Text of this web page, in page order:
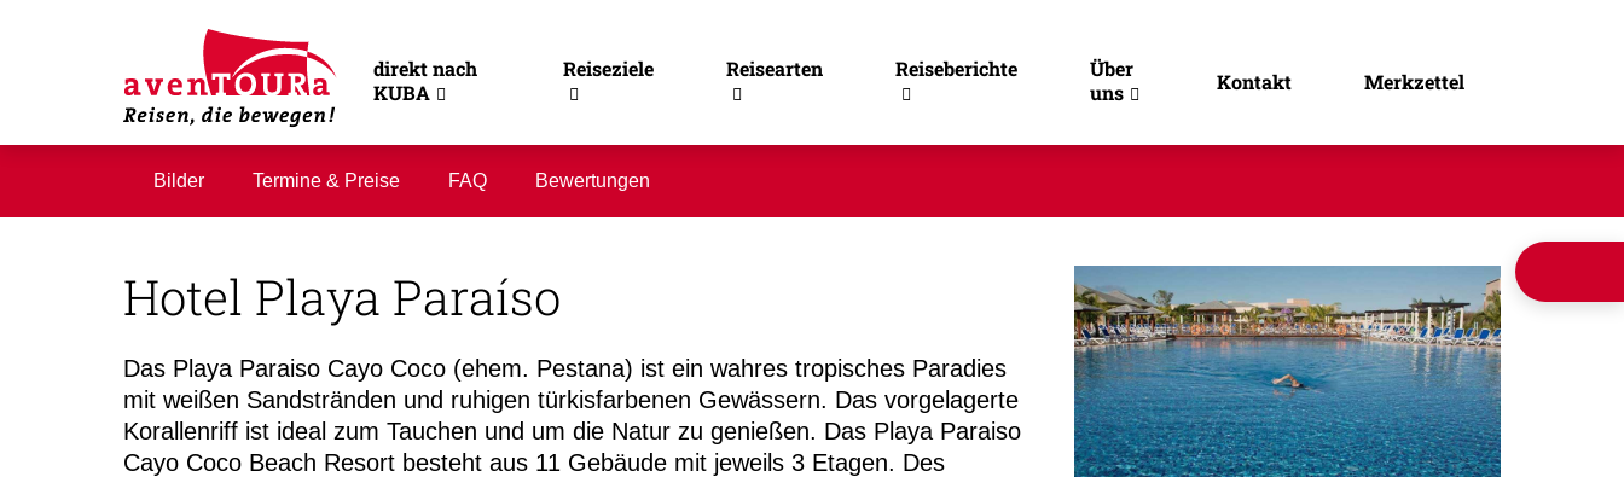
direkt nach
KUBA
Reiseziele Reisearten Reiseberichte
Über
uns
Kontakt Merkzettel
Bilder Termine & Preise FAQ Bewertungen
Hotel Playa Paraíso
Das Playa Paraiso Cayo Coco (ehem. Pestana) ist ein wahres tropisches Paradies
mit weißen Sandstränden und ruhigen türkisfarbenen Gewässern. Das vorgelagerte
Korallenriff ist ideal zum Tauchen und um die Natur zu genießen. Das Playa Paraiso
Cayo Coco Beach Resort besteht aus 11 Gebäude mit jeweils 3 Etagen. Des